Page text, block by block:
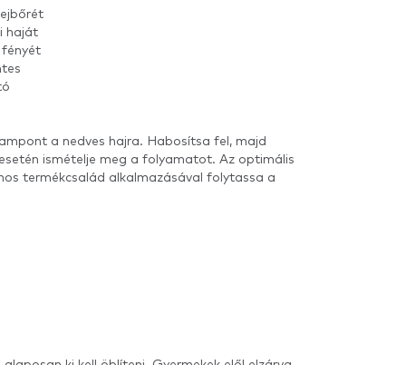
haját
a nedves hajra. Habosítsa fel, majd
ismételje meg a folyamatot. Az optimális
termékcsalád alkalmazásával folytassa a